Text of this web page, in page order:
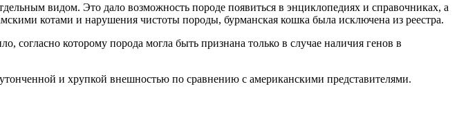
видом. Это дало возможность породе появиться в энциклопедиях и справочниках, а
котами и нарушения чистоты породы, бурманская кошка была исключена из реестра.
согласно которому порода могла быть признана только в случае наличия генов в
и хрупкой внешностью по сравнению с американскими представителями.